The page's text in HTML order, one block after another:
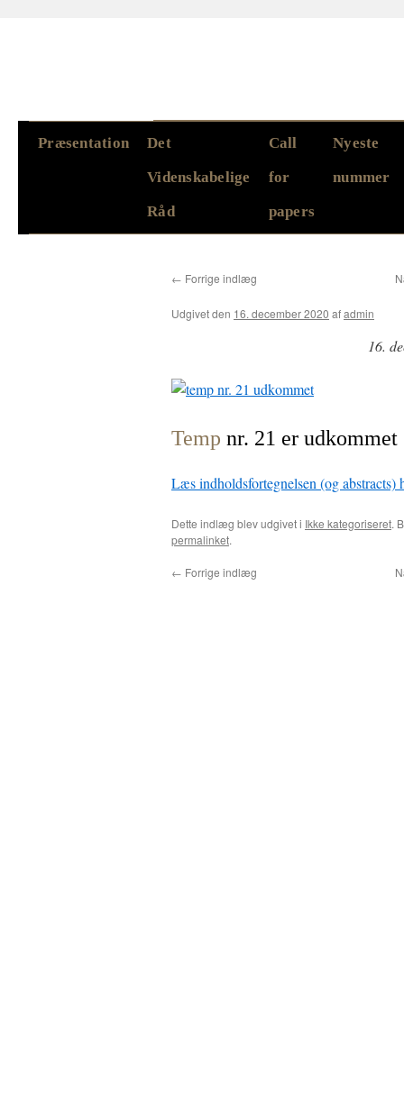
HopPræsentation
Det
Videnskabelige
Råd
Call
for
papers
Nyeste
nummer
← Forrige indlæg
Udgivet den 16. december 2020 afadmin
16.
Temp nr. 21 er udkommet
Læs indholdsfortegnelsen (og abstracts)
Dette indlæg blev udgivet i Ikke kategoriseret.
permalinket.
← Forrige indlæg